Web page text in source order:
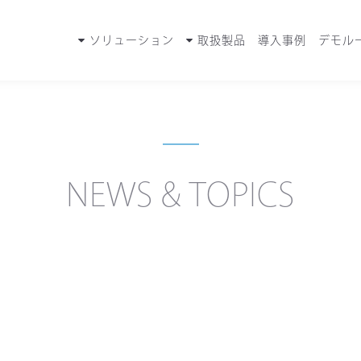
ソリューション 取扱製品 導入事例 デモル
NEWS & TOPICS